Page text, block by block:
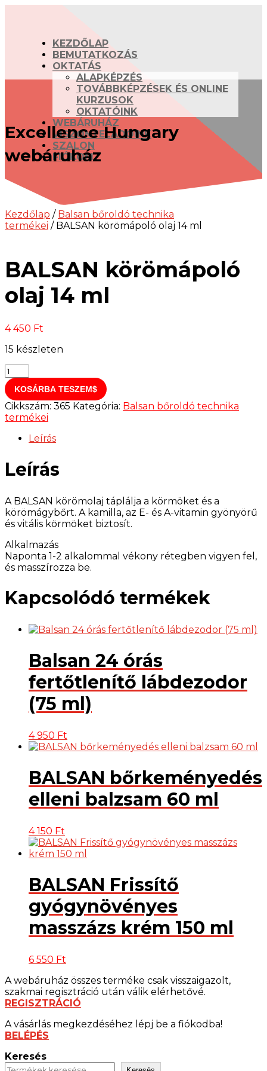
KEZDŐLAP
BEMUTATKOZÁS
OKTATÁS
ALAPKÉPZÉS
TOVÁBBKÉPZÉSEK ÉS ONLINE
KURZUSOK
OKTATÓINK
WEBÁRUHÁZ
VISZONTELADÓINK
SZALON
FIÓKOM
Excellence Hungary
webáruház
Kezdőlap / Balsan bőroldó technika
termékei / BALSAN körömápoló olaj 14 ml
BALSAN körömápoló
olaj 14 ml
4 450 Ft
15 készleten
BALSAN
körömápoló
olaj
14
ml
KOSÁRBA TESZEM
Cikkszám: 365 Kategória: Balsan bőroldó technika
termékei
Leírás
Leírás
A BALSAN körömolaj táplálja a körmöket és a
körömágybőrt. A kamilla, az E- és A-vitamin gyönyörű
és vitális körmöket biztosít.
Alkalmazás
Naponta 1-2 alkalommal vékony rétegben vigyen fel,
és masszírozza be.
Kapcsolódó termékek
Balsan 24 órás
fertőtlenítő lábdezodor
(75 ml)
4 950 Ft
BALSAN bőrkeményedés
elleni balzsam 60 ml
4 150 Ft
BALSAN Frissítő
gyógynövényes
masszázs krém 150 ml
6 550 Ft
A webáruház összes terméke csak visszaigazolt,
szakmai regisztráció után válik elérhetővé.
REGISZTRÁCIÓ
A vásárlás megkezdéséhez lépj be a fiókodba!
BELÉPÉS
Keresés